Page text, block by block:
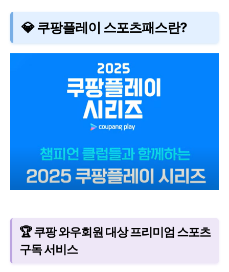
💎 쿠팡플레이 스포츠패스란?
🏆 쿠팡 와우회원 대상 프리미엄 스포츠
구독 서비스